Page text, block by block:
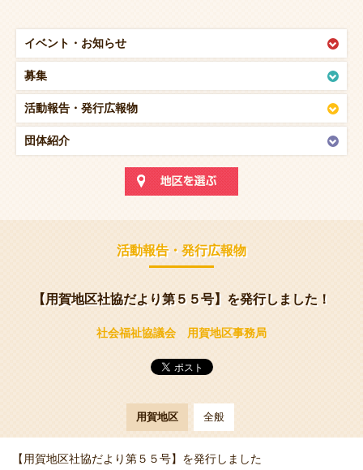
イベント・ お知らせ
募集
活動報告・ 発行広報物
団体紹介
活動報告・発行広報物
【用賀地区社協だより第５５号】を発行しました！
社会福祉協議会 用賀地区事務局
用賀地区 全般
【用賀地区社協だより第５５号】を発行しました